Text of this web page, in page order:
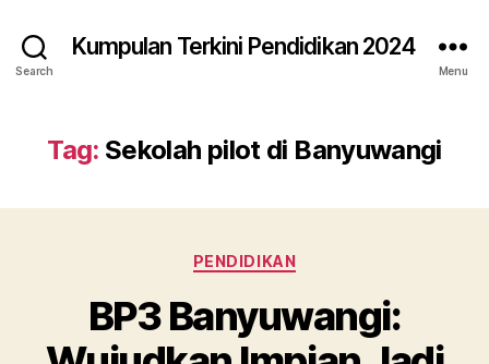
Search
Kumpulan Terkini Pendidikan 2024
Menu
Tag: Sekolah pilot di Banyuwangi
Categories
PENDIDIKAN
BP3 Banyuwangi: